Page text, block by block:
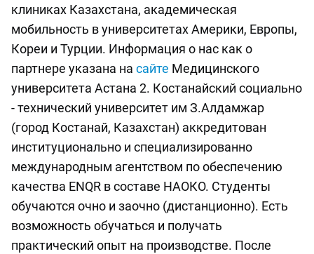
клиниках Казахстана, академическая
мобильность в университетах Америки, Европы,
Кореи и Турции. Информация о нас как о
партнере указана на сайте Медицинского
университета Астана 2. Костанайский социально
- технический университет им З.Алдамжар
(город Костанай, Казахстан) аккредитован
институционально и специализированно
международным агентством по обеспечению
качества ENQR в составе НАОКО. Студенты
обучаются очно и заочно (дистанционно). Есть
возможность обучаться и получать
практический опыт на производстве. После